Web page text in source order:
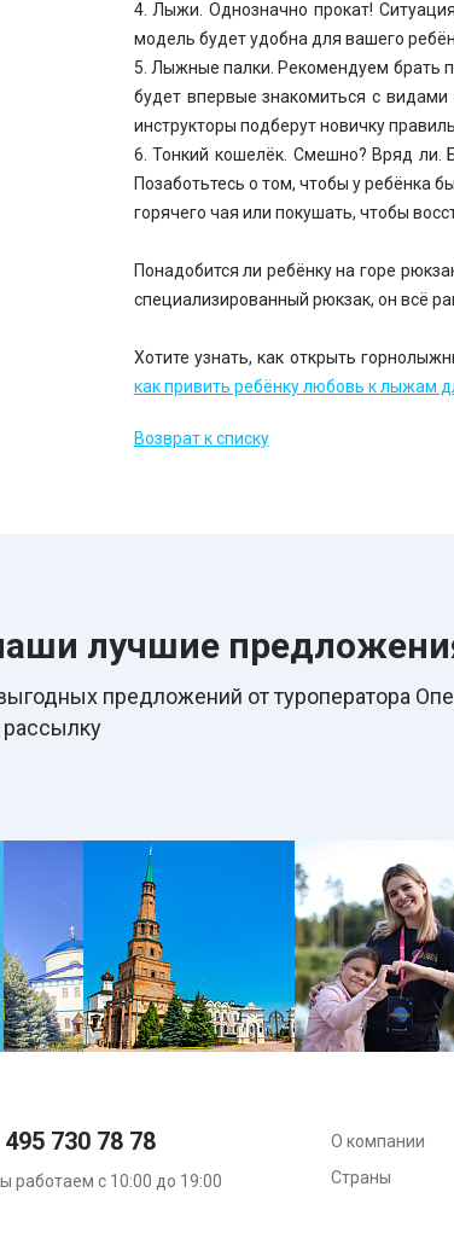
4. Лыжи. Однозначно прокат!
модель будет удобна для вашего
5. Лыжные палки. Рекомендуем брать
будет впервые знакомиться с
инструкторы подберут новичку
6. Тонкий кошелёк. Смешно? Вряд ли.
Позаботьтесь о том, чтобы у ребёнка
горячего чая или покушать, чтобы
Понадобится ли ребёнку на горе
специализированный рюкзак, он всё
Хотите узнать, как открыть
как привить ребёнку любовь к лыжам
Возврат к списку
лучшие
предложений от туроператора
495 730 78 78
работаем с 10:00 до 19:00
О компании
Страны